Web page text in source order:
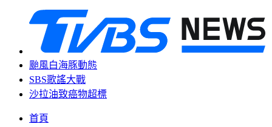
颱風白海豚動態
SBS歌謠大戰
沙拉油致癌物超標
首頁